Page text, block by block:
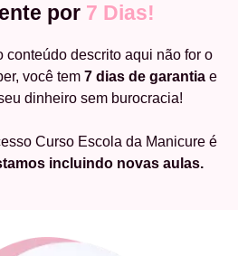
por 7 Dias!
conteúdo descrito aqui não for o
você tem 7 dias de garantiae
dinheiro sem burocracia!
Curso Escola da Manicure é
incluindo novas aulas.